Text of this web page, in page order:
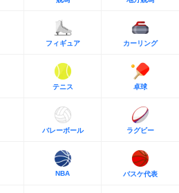
フィギュア カーリング
テニス 卓球
バレーボール ラグビー
NBA バスケ代表